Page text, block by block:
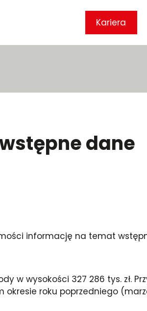
Kariera
dane
informację na temat
w wysokości 327 286 tys. zł.
roku poprzedniego